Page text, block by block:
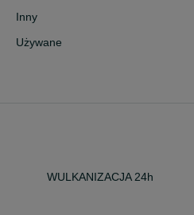
Inny
Używane
WULKANIZACJA 24h